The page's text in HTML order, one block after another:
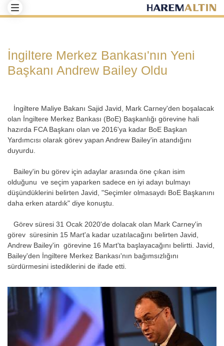
İngiltere Merkez Bankası'nın Yeni
Başkanı Andrew Bailey Oldu
İngiltere Maliye Bakanı Sajid Javid, Mark Carney'den boşalacak
olan İngiltere Merkez Bankası (BoE) Başkanlığı görevine hali
hazırda FCA Başkanı olan ve 2016'ya kadar BoE Başkan
Yardımcısı olarak görev yapan Andrew Bailey'in atandığını
duyurdu.
Bailey'in bu görev için adaylar arasında öne çıkan isim
olduğunu ve seçim yaparken sadece en iyi adayı bulmayı
düşündüklerini belirten Javid, "Seçimler olmasaydı BoE Başkanını
daha erken atardık" diye konuştu.
Görev süresi 31 Ocak 2020'de dolacak olan Mark Carney'in
görev süresinin 15 Mart'a kadar uzatılacağını belirten Javid,
Andrew Bailey'in görevine 16 Mart'ta başlayacağını belirtti. Javid,
Bailey'den İngiltere Merkez Bankası'nın bağımsızlığını
sürdürmesini istediklerini de ifade etti.